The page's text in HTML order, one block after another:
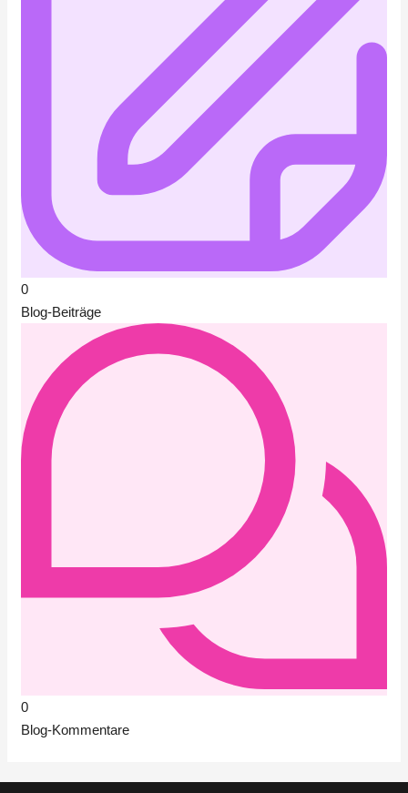
0
Blog-Beiträge
0
Blog-Kommentare